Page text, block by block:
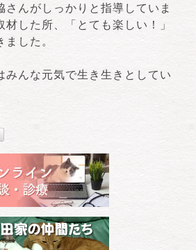
さんがしっかりと指導していま
材した所、「とても楽しい！」
した。
みんな元気で生き生きとしてい